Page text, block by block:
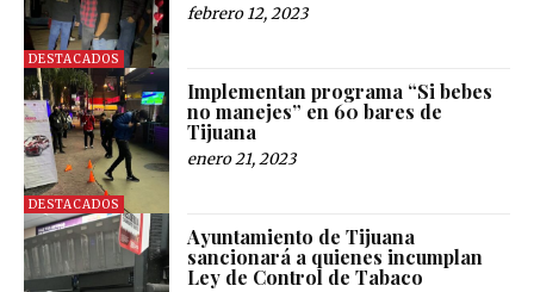
DESTACADOS
febrero 12, 2023
DESTACADOS
Implementan programa “Si bebes
no manejes” en 60 bares de
Tijuana
enero 21, 2023
Ayuntamiento de Tijuana
sancionará a quienes incumplan
Ley de Control de Tabaco